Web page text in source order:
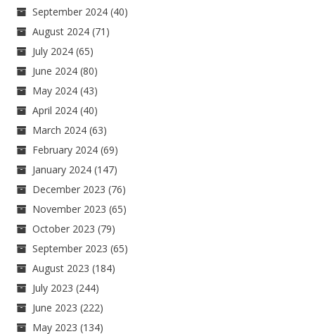
September 2024 (40)
August 2024 (71)
July 2024 (65)
June 2024 (80)
May 2024 (43)
April 2024 (40)
March 2024 (63)
February 2024 (69)
January 2024 (147)
December 2023 (76)
November 2023 (65)
October 2023 (79)
September 2023 (65)
August 2023 (184)
July 2023 (244)
June 2023 (222)
May 2023 (134)